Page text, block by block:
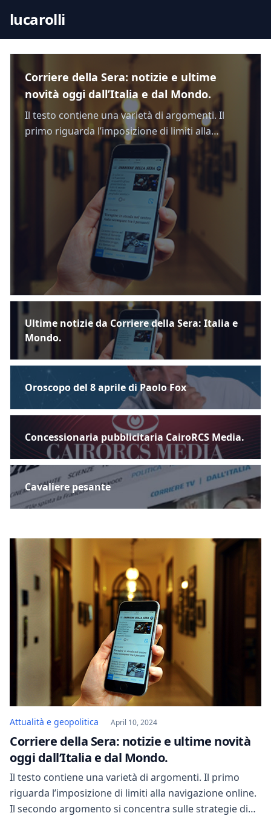
i
lucarolli
Corriere della Sera: notizie e ultime
novità oggi dall’Italia e dal Mondo.
Il testo contiene una varietà di argomenti. Il
primo riguarda l’imposizione di limiti alla
navigazione online. Il secondo argomento si
concentra sulle strategie di tre paesi: la vendita
di armi da parte di Mosca, il controllo delle
materie prime da parte di Pechino e l’uso della
religione e degli aiuti ai musulmani da parte di
Ultime notizie da Corriere della Sera: Italia e
Mondo.
Oroscopo del 8 aprile di Paolo Fox
Concessionaria pubblicitaria CairoRCS Media.
Cavaliere pesante
Attualità e geopolitica April 10, 2024
Corriere della Sera: notizie e ultime novità
oggi dall’Italia e dal Mondo.
Il testo contiene una varietà di argomenti. Il primo
riguarda l’imposizione di limiti alla navigazione online.
Il secondo argomento si concentra sulle strategie di